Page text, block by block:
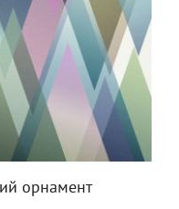
орнамент